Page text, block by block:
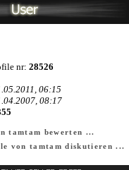
nr: 28526
06:15
08:17
tamtam bewerten ...
von tamtam diskutieren ...